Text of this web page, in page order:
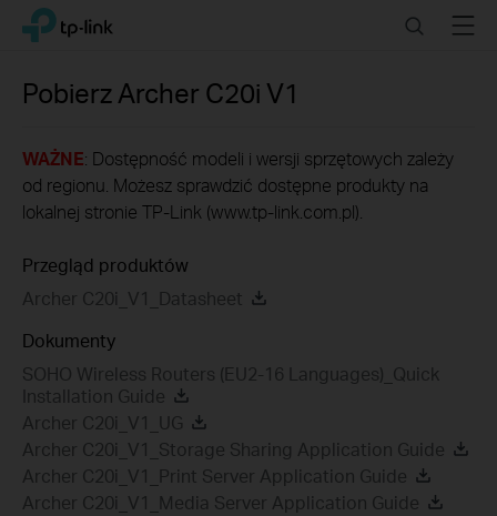
Click
navigation
TP-Link, Reliably Smart SearchMenu
PobierzArcher C20i V1
WAŻNE: Dostępność modeli i wersji sprzętowych zależy
od regionu. Możesz sprawdzić dostępne produkty na
lokalnej stronie TP-Link (www.tp-link.com.pl).
Przegląd produktów
Archer C20i_V1_Datasheet
Dokumenty
SOHO Wireless Routers (EU2-16 Languages)_Quick
Installation Guide
Archer C20i_V1_UG
Archer C20i_V1_Storage Sharing Application Guide
Archer C20i_V1_Print Server Application Guide
Archer C20i_V1_Media Server Application Guide